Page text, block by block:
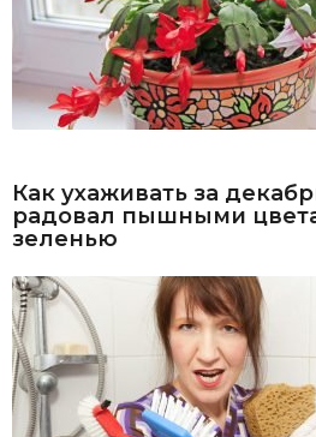
Как ухаживать за
радовал пышными
зеленью